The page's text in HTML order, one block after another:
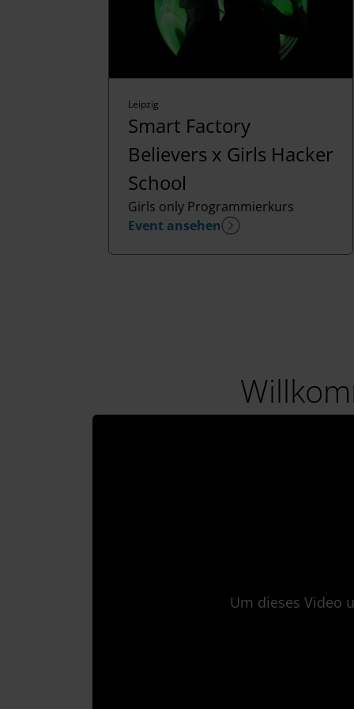
w
a
h
Leipzig
Smart Factory
Believers x Girls Hacker
School
Girls only Programmierkurs
Event ansehen
Um dieses Video